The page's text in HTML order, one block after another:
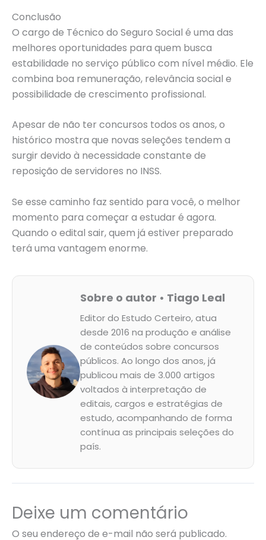
Conclusão
O cargo de Técnico do Seguro Social é uma das
melhores oportunidades para quem busca
estabilidade no serviço público com nível médio. Ele
combina boa remuneração, relevância social e
possibilidade de crescimento profissional.
Apesar de não ter concursos todos os anos, o
histórico mostra que novas seleções tendem a
surgir devido à necessidade constante de
reposição de servidores no INSS.
Se esse caminho faz sentido para você, o melhor
momento para começar a estudar é agora.
Quando o edital sair, quem já estiver preparado
terá uma vantagem enorme.
Sobre o autor • Tiago Leal
Editor do Estudo Certeiro, atua
desde 2016 na produção e análise
de conteúdos sobre concursos
públicos. Ao longo dos anos, já
publicou mais de 3.000 artigos
voltados à interpretação de
editais, cargos e estratégias de
estudo, acompanhando de forma
contínua as principais seleções do
país.
Deixe um comentário
O seu endereço de e-mail não será publicado.